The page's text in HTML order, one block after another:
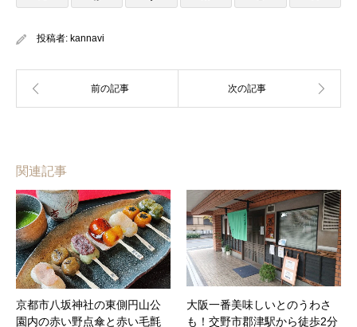
投稿者: kannavi
関連記事
京都市八坂神社の東側円山公
園内の赤い野点傘と赤い毛氈
大阪一番美味しいとのうわさ
も！交野市郡津駅から徒歩2分